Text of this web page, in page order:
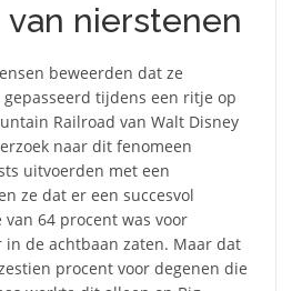
van nierstenen
beweerden dat ze
tijdens een ritje op
Railroad van Walt Disney
naar dit fenomeen
uitvoerden met een
ze dat er een succesvol
64 procent was voor
de achtbaan zaten. Maar dat
procent voor degenen die